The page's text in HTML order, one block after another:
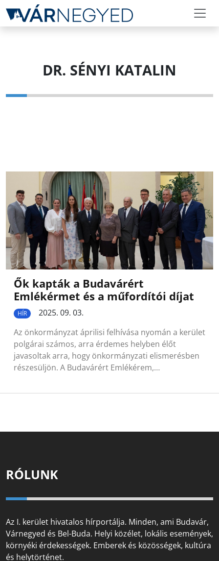
DR. SÉNYI KATALIN
Ők kapták a Budavárért
Emlékérmet és a műfordítói díjat
HÍR
2025. 09. 03.
Az önkormányzat áprilisi felhívása nyomán a kerület
polgárai számos, arra érdemes helyben élőt
javasoltak arra, hogy önkormányzati elismerésben
részesüljön. A Budavárért Emlékérem,…
RÓLUNK
Az I. kerület hivatalos hírportálja. Minden, ami Budavár,
Várnegyed és Bel-Buda. Helyi közélet, lokális események,
környéki érdekességek. Emberek és közösségek, kultúra
és helytörténet.